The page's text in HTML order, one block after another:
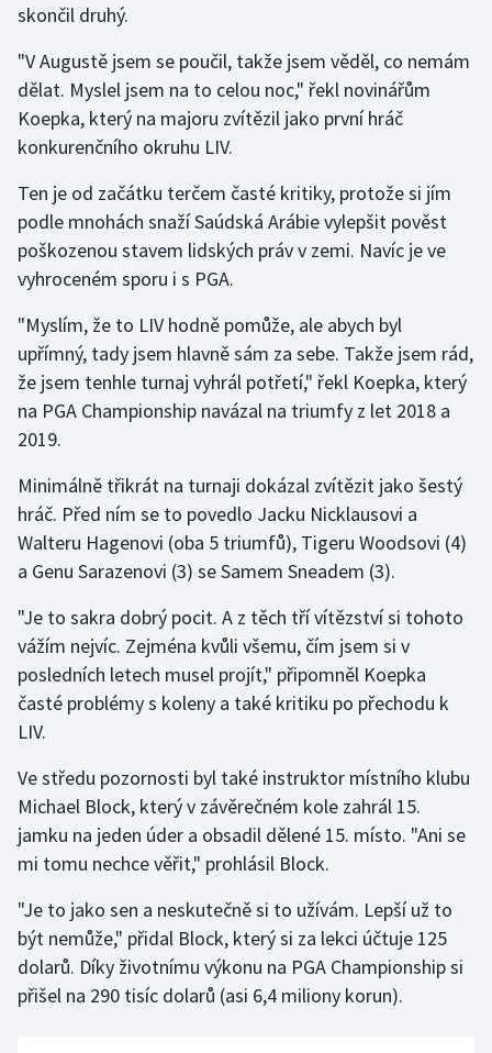
Moderní pětiboj
Motorsport
Olympijské hry
Parasport
Plavání
Plážový volejbal
Ragby
Rychlobruslení
Rychlostní kanoistika
Short track
Sportovní střelba
Stolní tenis
Triatlon
Veslování
Vodní slalom
Volejbal
Ostatní
skončil druhý.
"V Augustě jsem se poučil, takže jsem věděl, co nemám
dělat. Myslel jsem na to celou noc," řekl novinářům
Koepka, který na majoru zvítězil jako první hráč
konkurenčního okruhu LIV.
Ten je od začátku terčem časté kritiky, protože si jím
podle mnohách snaží Saúdská Arábie vylepšit pověst
poškozenou stavem lidských práv v zemi. Navíc je ve
vyhroceném sporu i s PGA.
"Myslím, že to LIV hodně pomůže, ale abych byl
upřímný, tady jsem hlavně sám za sebe. Takže jsem rád,
že jsem tenhle turnaj vyhrál potřetí," řekl Koepka, který
na PGA Championship navázal na triumfy z let 2018 a
2019.
Minimálně třikrát na turnaji dokázal zvítězit jako šestý
hráč. Před ním se to povedlo Jacku Nicklausovi a
Walteru Hagenovi (oba 5 triumfů), Tigeru Woodsovi (4)
a Genu Sarazenovi (3) se Samem Sneadem (3).
"Je to sakra dobrý pocit. A z těch tří vítězství si tohoto
vážím nejvíc. Zejména kvůli všemu, čím jsem si v
posledních letech musel projít," připomněl Koepka
časté problémy s koleny a také kritiku po přechodu k
LIV.
Ve středu pozornosti byl také instruktor místního klubu
Michael Block, který v závěrečném kole zahrál 15.
jamku na jeden úder a obsadil dělené 15. místo. "Ani se
mi tomu nechce věřit," prohlásil Block.
"Je to jako sen a neskutečně si to užívám. Lepší už to
být nemůže," přidal Block, který si za lekci účtuje 125
dolarů. Díky životnímu výkonu na PGA Championship si
přišel na 290 tisíc dolarů (asi 6,4 miliony korun).